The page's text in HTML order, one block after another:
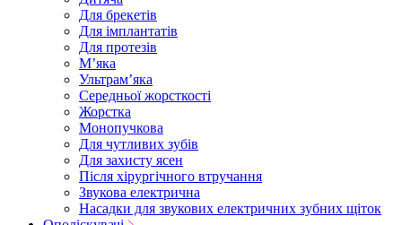
Для брекетів
Для імплантатів
Для протезів
Мʼяка
Ультрамʼяка
Середньої жорсткості
Жорстка
Монопучкова
Для чутливих зубів
Для захисту ясен
Після хірургічного втручання
Звукова електрична
Насадки для звукових електричних зубних щіток